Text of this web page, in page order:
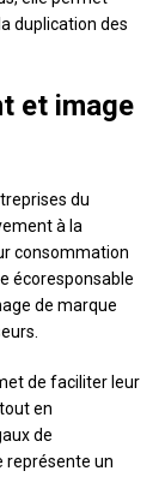
duplication des
et image
du
à la
consommation
écoresponsable
de marque
de faciliter leur
en
de
représente un